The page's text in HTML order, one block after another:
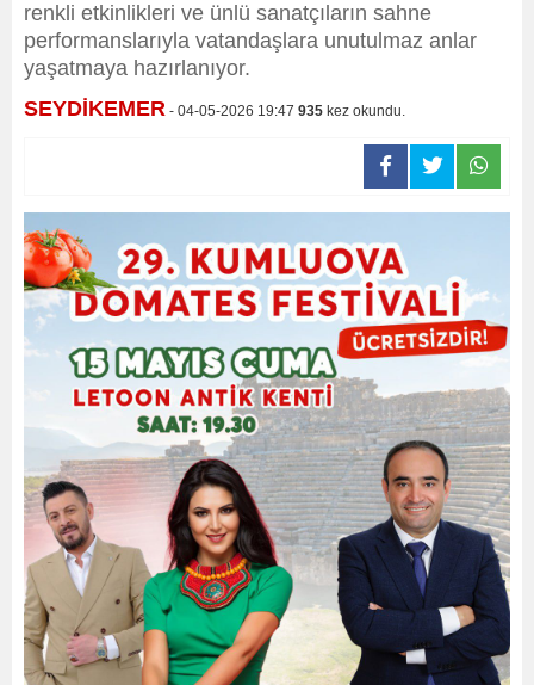
renkli etkinlikleri ve ünlü sanatçıların sahne
performanslarıyla vatandaşlara unutulmaz anlar
yaşatmaya hazırlanıyor.
SEYDİKEMER - 04-05-2026 19:47 935 kez okundu.